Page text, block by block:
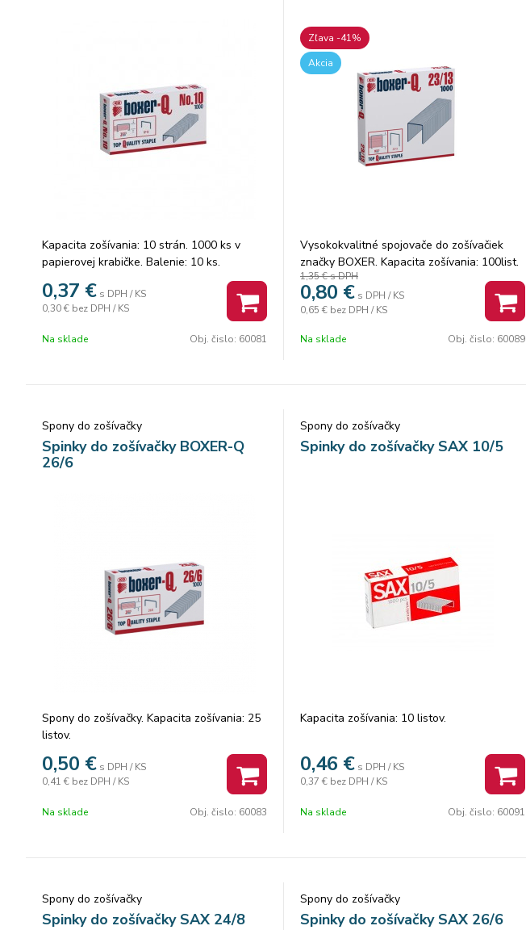
Kapacita zošívania: 10 strán. 1000 ks v
papierovej krabičke. Balenie: 10 ks.
0,37 € s DPH / KS
0,30 € bez DPH / KS
Na sklade Obj. čislo: 60081
Zľava -41%
Akcia
Vysokokvalitné spojovače do zošívačiek
značky BOXER. Kapacita zošívania: 100list.
Dĺžka spiniek: 13mm. Pozinkované.
1,35 €s DPH
0,80 € s DPH / KS
0,65 € bez DPH / KS
Na sklade Obj. čislo: 60089
Spony do zošívačky
Spinky do zošívačky BOXER-Q
26/6
Spony do zošívačky. Kapacita zošívania: 25
listov.
0,50 € s DPH / KS
0,41 € bez DPH / KS
Na sklade Obj. čislo: 60083
Spony do zošívačky
Spinky do zošívačky SAX 10/5
Kapacita zošívania: 10 listov.
0,46 € s DPH / KS
0,37 € bez DPH / KS
Na sklade Obj. čislo: 60091
Spony do zošívačky
Spinky do zošívačky SAX 24/8
Spony do zošívačky
Spinky do zošívačky SAX 26/6